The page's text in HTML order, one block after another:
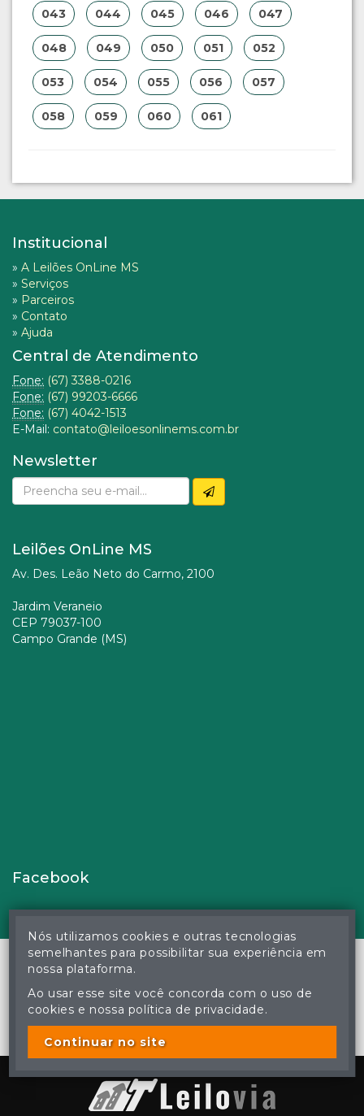
043 044 045 046 047
048 049 050 051 052
053 054 055 056 057
058 059 060 061
Institucional
» A Leilões OnLine MS
» Serviços
» Parceiros
» Contato
» Ajuda
Central de Atendimento
Fone: (67) 3388-0216
Fone: (67) 99203-6666
Fone: (67) 4042-1513
E-Mail: contato@leiloesonlinems.com.br
Newsletter
Leilões OnLine MS
Av. Des. Leão Neto do Carmo, 2100
Jardim Veraneio
CEP 79037-100
Campo Grande (MS)
Facebook
© Gustavo Correa Pereira da Silva - Leiloeiro Público Oficial -
Matrícula nº 26 JUCEMS - Todos os direitos reservados
A cópia ou reprodução não autorizada do conteúdo deste site
poderá acarretar em penas previstas em lei.
Nós utilizamos cookies e outras tecnologias
semelhantes para possibilitar sua experiência em
nossa plataforma.
Ao usar esse site você concorda com o uso de
cookies e nossa política de privacidade.
Continuar no site